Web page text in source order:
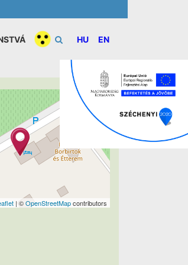
HU EN
| ©OpenStreetMapcontributors